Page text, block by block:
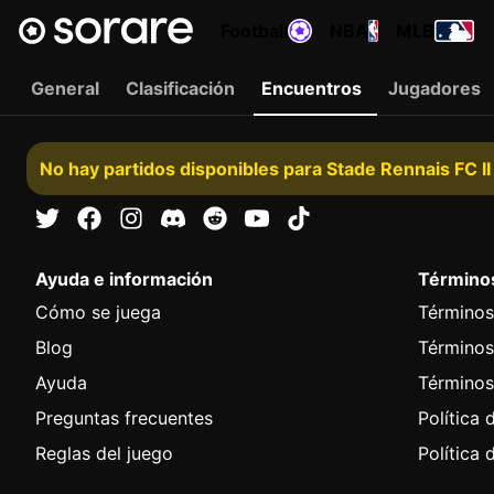
General Clasificación Encuentros Jugadores
No hay partidos disponibles para Stade Rennais FC II
Ayuda e información
Cómo se juega
Blog
Ayuda
Preguntas frecuentes
Reglas del juego
Política
Política